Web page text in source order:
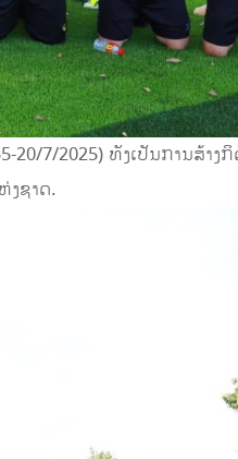
7/2025) ທັງເປັນການສ້າງ
ງຊາດ.